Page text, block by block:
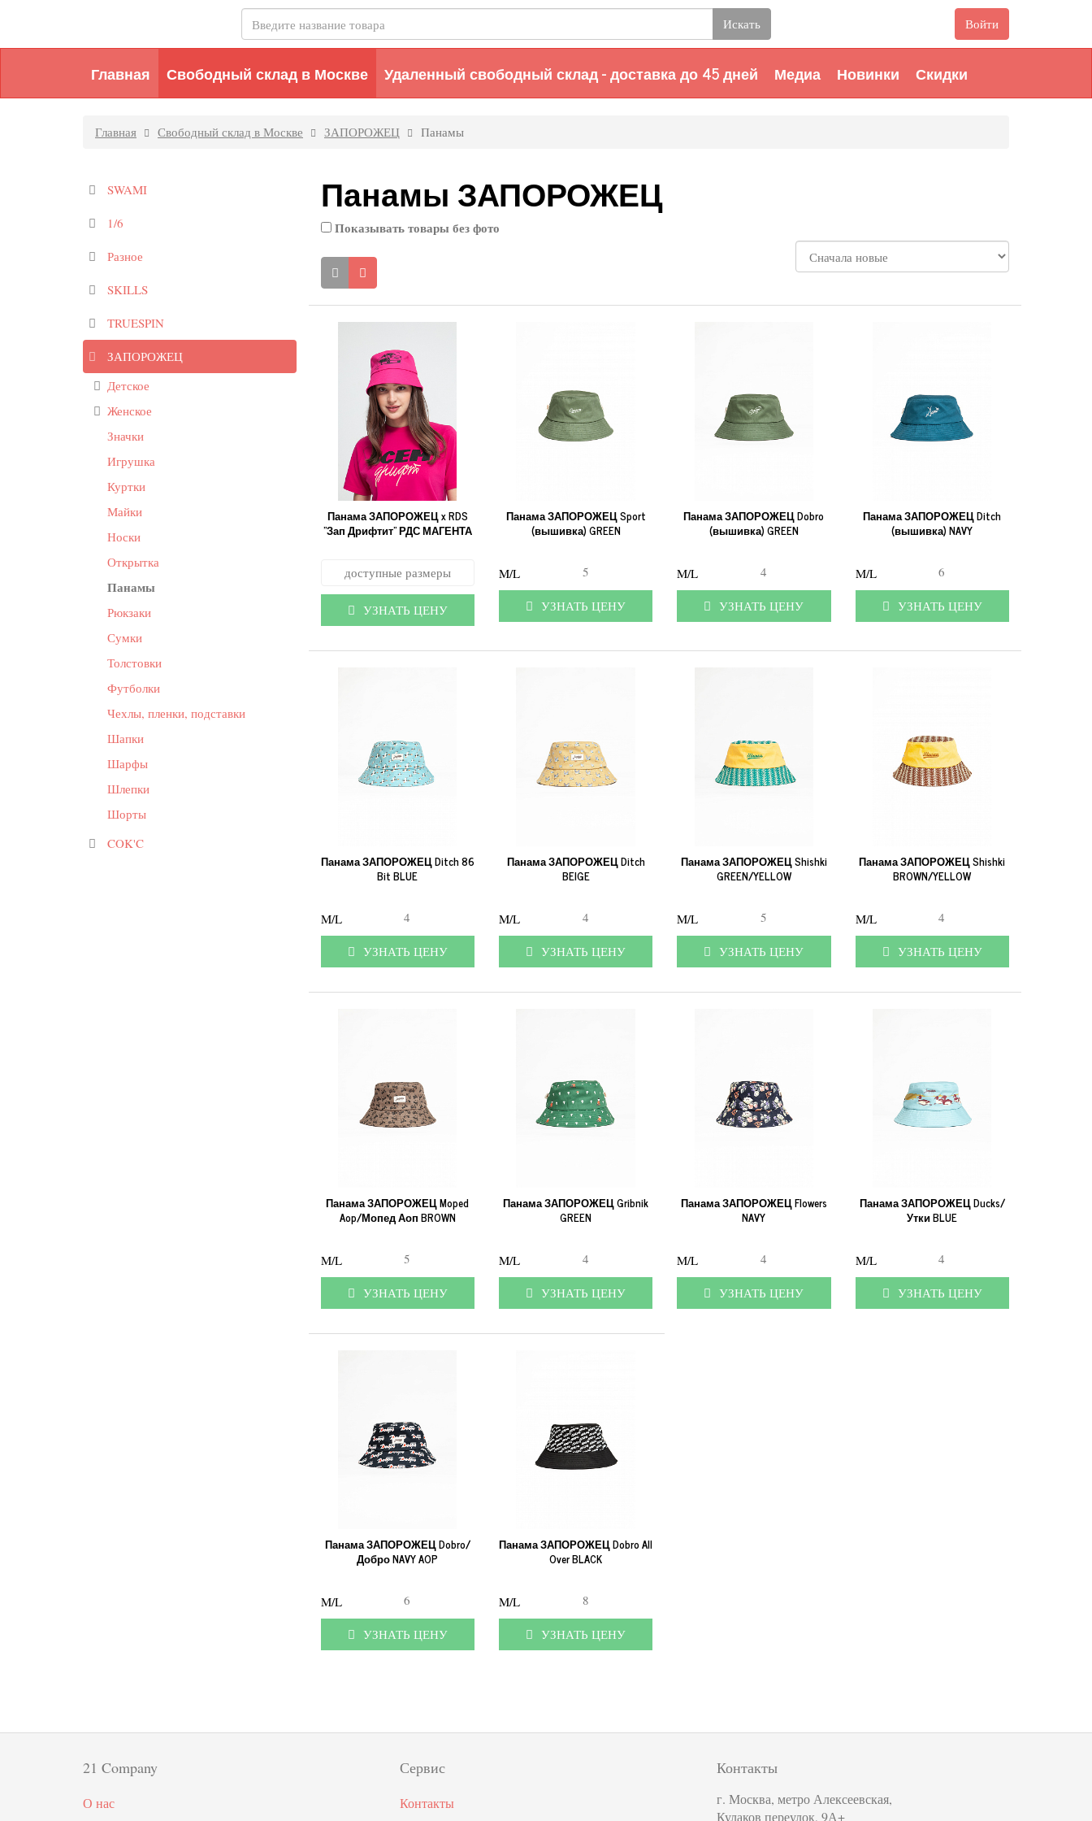
Войти
Искать
Главная Свободный склад в Москве Удаленный свободный склад - доставка до 45 дней Медиа Новинки Скидки
Главная Свободный склад в Москве ЗАПОРОЖЕЦ Панамы
SWAMI
1/6
Разное
SKILLS
TRUESPIN
ЗАПОРОЖЕЦ
Детское
Женское
Значки
Игрушка
Куртки
Майки
Носки
Открытка
Панамы
Рюкзаки
Сумки
Толстовки
Футболки
Чехлы, пленки, подставки
Шапки
Шарфы
Шлепки
Шорты
COK'C
Панамы ЗАПОРОЖЕЦ
Показывать товары без фото
Панама ЗАПОРОЖЕЦ x RDS
"Зап Дрифтит" РДС МАГЕНТА
L/XL
43
S/M
37
доступные размеры
УЗНАТЬ ЦЕНУ
Панама ЗАПОРОЖЕЦ Sport
(вышивка) GREEN
M/L 5
УЗНАТЬ ЦЕНУ
Панама ЗАПОРОЖЕЦ Dobro
(вышивка) GREEN
M/L 4
УЗНАТЬ ЦЕНУ
Панама ЗАПОРОЖЕЦ Ditch
(вышивка) NAVY
M/L 6
УЗНАТЬ ЦЕНУ
Панама ЗАПОРОЖЕЦ Ditch 86
Bit BLUE
M/L 4
УЗНАТЬ ЦЕНУ
Панама ЗАПОРОЖЕЦ Ditch
BEIGE
M/L 4
УЗНАТЬ ЦЕНУ
Панама ЗАПОРОЖЕЦ Shishki
GREEN/YELLOW
M/L 5
УЗНАТЬ ЦЕНУ
Панама ЗАПОРОЖЕЦ Shishki
BROWN/YELLOW
M/L 4
УЗНАТЬ ЦЕНУ
Панама ЗАПОРОЖЕЦ Moped
Aop/Мопед Аоп BROWN
M/L 5
УЗНАТЬ ЦЕНУ
Панама ЗАПОРОЖЕЦ Gribnik
GREEN
M/L 4
УЗНАТЬ ЦЕНУ
Панама ЗАПОРОЖЕЦ Flowers
NAVY
M/L 4
УЗНАТЬ ЦЕНУ
Панама ЗАПОРОЖЕЦ Ducks/
Утки BLUE
M/L 4
УЗНАТЬ ЦЕНУ
Панама ЗАПОРОЖЕЦ Dobro/
Добро NAVY AOP
M/L 6
УЗНАТЬ ЦЕНУ
Панама ЗАПОРОЖЕЦ Dobro All
Over BLACK
M/L 8
УЗНАТЬ ЦЕНУ
21 Company
О нас
Сервис
Контакты
Контакты
г. Москва, метро Алексеевская,
Кулаков переулок, 9А+